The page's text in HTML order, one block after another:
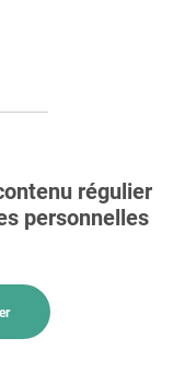
régulier
personnelles